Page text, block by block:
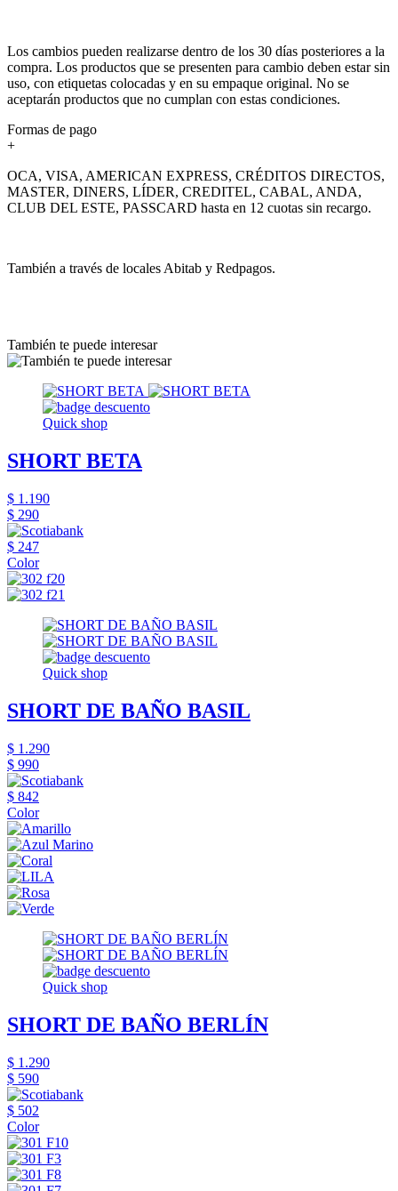
Los cambios pueden realizarse dentro de los 30 días posteriores a la
compra. Los productos que se presenten para cambio deben estar sin
uso, con etiquetas colocadas y en su empaque original. No se
aceptarán productos que no cumplan con estas condiciones.
Formas de pago
+
OCA, VISA, AMERICAN EXPRESS, CRÉDITOS DIRECTOS,
MASTER, DINERS, LÍDER, CREDITEL, CABAL, ANDA,
CLUB DEL ESTE, PASSCARD hasta en 12 cuotas sin recargo.
También a través de locales Abitab y Redpagos.
También te puede interesar
Quick shop
SHORT BETA
$ 1.190
$ 290
$ 247
Color
Quick shop
SHORT DE BAÑO BASIL
$ 1.290
$ 990
$ 842
Color
Quick shop
SHORT DE BAÑO BERLÍN
$ 1.290
$ 590
$ 502
Color